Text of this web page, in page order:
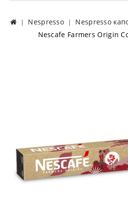
Nespresso Nespresso
Nescafe Farmers Origin